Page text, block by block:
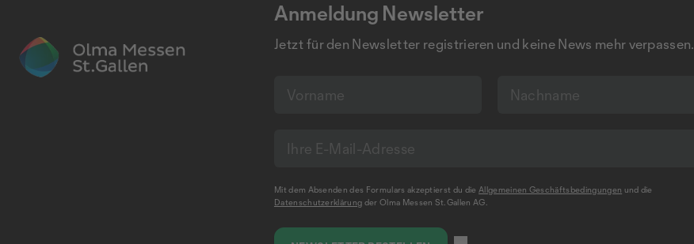
Anmeldung Newsletter
Jetzt für den Newsletter registrieren und keine News mehr verpassen.
Mit dem Absenden des Formulars akzeptierst du die Allgemeinen Geschäftsbedingungen und die
Datenschutzerklärung der Olma Messen St.Gallen AG.